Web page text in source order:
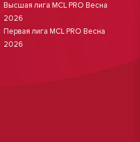
Высшая лига MCL PRO Весна
2026
Первая лига MCL PRO Весна
2026